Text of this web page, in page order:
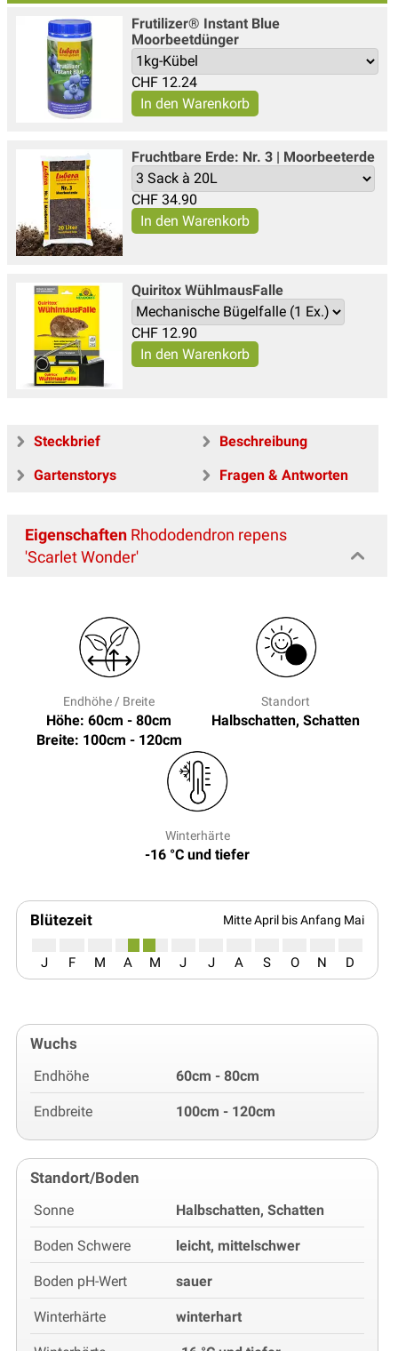
Frutilizer® Instant Blue
Moorbeetdünger
CHF 12.24
Fruchtbare Erde: Nr. 3 | Moorbeeterde
CHF 34.90
Quiritox WühlmausFalle
CHF 12.90
Steckbrief
Beschreibung
Gartenstorys
Fragen & Antworten
Eigenschaften Rhododendron repens
'Scarlet Wonder'
Endhöhe / Breite
Höhe: 60cm - 80cm
Breite: 100cm - 120cm
Standort
Halbschatten, Schatten
Winterhärte
-16 °C und tiefer
Blütezeit Mitte April bis Anfang Mai
J F M A M J J A S O N D
Wuchs
Endhöhe 60cm - 80cm
Endbreite 100cm - 120cm
Standort/Boden
Sonne Halbschatten, Schatten
Boden Schwere leicht, mittelschwer
Boden pH-Wert sauer
Winterhärte winterhart